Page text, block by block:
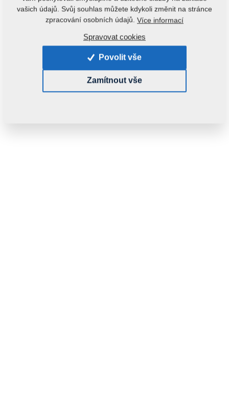
Kód produktu: 3007368ND
Tento díl je použitelný i pro následující stroje:
27,4930 kg
vašich údajů. Svůj souhlas můžete kdykoli změnit na stránce
zpracování osobních údajů. Více informací
Spravovat cookies
Povolit vše
Zamítnout vše